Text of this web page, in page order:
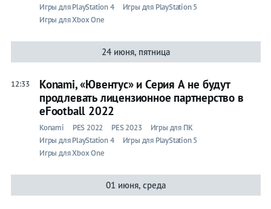
Игры для PlayStation 4
Игры для PlayStation 5
Игры для Xbox One
24 июня, пятница
12:33
Konami, «Ювентус» и Серия А не будут
продлевать лицензионное партнерство в
eFootball 2022
Konami PES 2022 PES 2023
Игры для ПК
Игры для PlayStation 4
Игры для PlayStation 5
Игры для Xbox One
01 июня, среда